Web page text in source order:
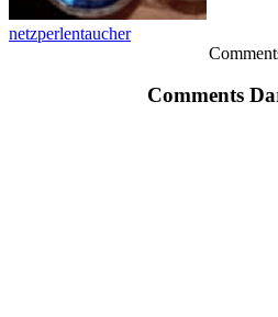
netzperlentaucher
Comments